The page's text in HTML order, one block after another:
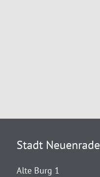
Stadt Neuenrade
Alte Burg 1